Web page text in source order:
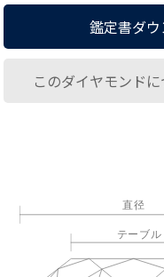
鑑定書ダ
このダイヤモンド